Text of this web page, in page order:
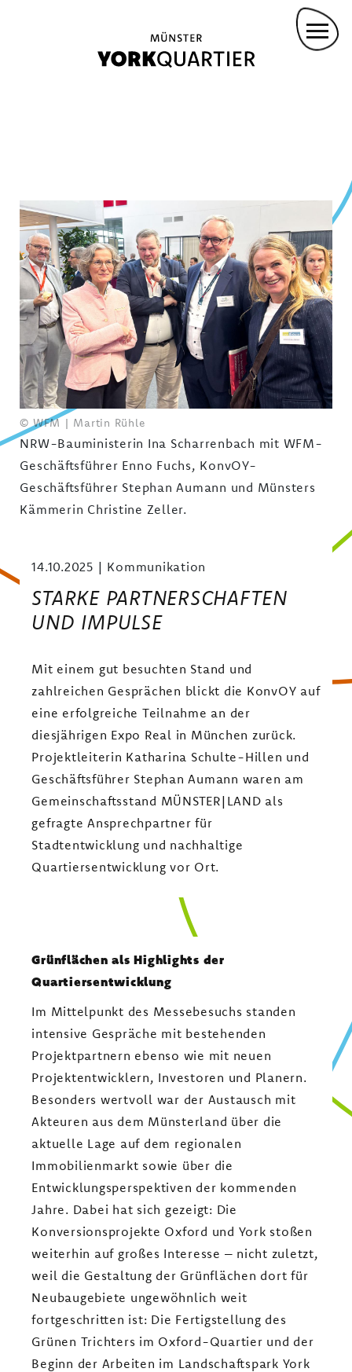
ANMIETUNG FÜR VERANSTALTUNGEN
KONVOY-STÜTZPUNKT
GARTENWOHNEN
YORKPARK
PANZERHALLEN
VIELFALT LEBEN
WOHNEN IM EIGENEN HAUS
AM LANDSCHAFTSPARK YORK
© WFM | Martin Rühle
NRW-Bauministerin Ina Scharrenbach mit WFM-
Geschäftsführer Enno Fuchs, KonvOY-
Geschäftsführer Stephan Aumann und Münsters
Kämmerin Christine Zeller.
14.10.2025 Kommunikation
STARKE PARTNERSCHAFTEN
UND IMPULSE
Mit einem gut besuchten Stand und
zahlreichen Gesprächen blickt die KonvOY auf
eine erfolgreiche Teilnahme an der
diesjährigen Expo Real in München zurück.
Projektleiterin Katharina Schulte-Hillen und
Geschäftsführer Stephan Aumann waren am
Gemeinschaftsstand MÜNSTER|LAND als
gefragte Ansprechpartner für
Stadtentwicklung und nachhaltige
Quartiersentwicklung vor Ort.
Grünflächen als Highlights der
Quartiersentwicklung
Im Mittelpunkt des Messebesuchs standen
intensive Gespräche mit bestehenden
Projektpartnern ebenso wie mit neuen
Projektentwicklern, Investoren und Planern.
Besonders wertvoll war der Austausch mit
Akteuren aus dem Münsterland über die
aktuelle Lage auf dem regionalen
Immobilienmarkt sowie über die
Entwicklungsperspektiven der kommenden
Jahre. Dabei hat sich gezeigt: Die
Konversionsprojekte Oxford und York stoßen
weiterhin auf großes Interesse – nicht zuletzt,
weil die Gestaltung der Grünflächen dort für
Neubaugebiete ungewöhnlich weit
fortgeschritten ist: Die Fertigstellung des
Grünen Trichters im Oxford-Quartier und der
Beginn der Arbeiten im Landschaftspark York